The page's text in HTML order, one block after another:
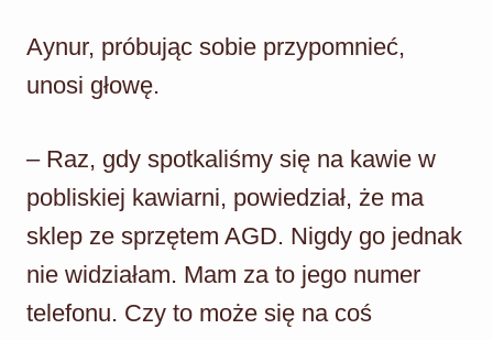
Aynur, próbując sobie przypomnieć,
unosi głowę.
– Raz, gdy spotkaliśmy się na kawie w
pobliskiej kawiarni, powiedział, że ma
sklep ze sprzętem AGD. Nigdy go jednak
nie widziałam. Mam za to jego numer
telefonu. Czy to może się na coś